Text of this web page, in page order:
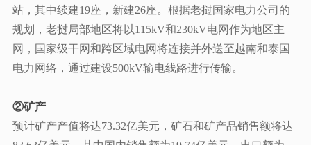
站，其中续建19座，新建26座。根据老挝国家电力公司的
规划，老挝局部地区将以115kV和230kV电网作为地区主
网，国家级干网和跨区域电网将连接并外送至越南和泰国
电力网络，通过建设500kV输电线路进行传输。
②矿产
预计矿产产值将达73.32亿美元，矿石和矿产品销售额将达